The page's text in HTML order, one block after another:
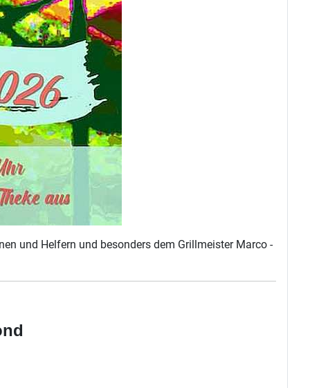
und Helfern und besonders dem Grillmeister Marco -